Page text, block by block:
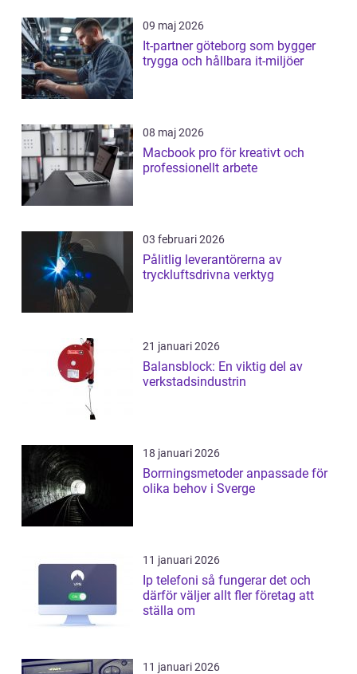
09 maj 2026
It-partner göteborg som bygger
trygga och hållbara it-miljöer
08 maj 2026
Macbook pro för kreativt och
professionellt arbete
03 februari 2026
Pålitlig leverantörerna av
tryckluftsdrivna verktyg
21 januari 2026
Balansblock: En viktig del av
verkstadsindustrin
18 januari 2026
Borrningsmetoder anpassade för
olika behov i Sverge
11 januari 2026
Ip telefoni så fungerar det och
därför väljer allt fler företag att
ställa om
11 januari 2026